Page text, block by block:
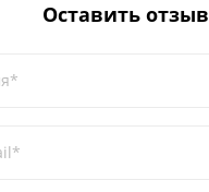
Оставить отзыв